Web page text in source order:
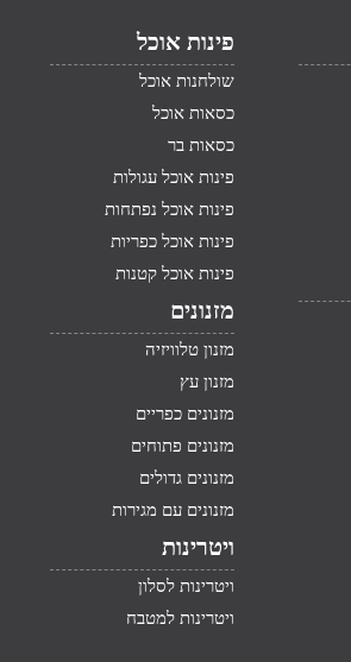
פינות אוכל
שולחנות אוכל
כסאות אוכל
כסאות בר
פינות אוכל עגולות
פינות אוכל נפתחות
פינות אוכל כפריות
פינות אוכל קטנות
מזנונים
מזנון טלוויזיה
מזנון עץ
מזנונים כפריים
מזנונים פתוחים
מזנונים גדולים
מזנונים עם מגירות
ויטרינות
ויטרינות לסלון
ויטרינות למטבח